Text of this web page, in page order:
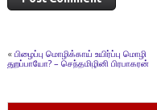
« பிழைப்பு மொழிக்காய் உயிர்ப்பு மொழி
துறப்பாயோ? – செந்தமிழினி பிரபாகரன்